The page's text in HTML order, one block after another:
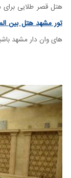
هتل قصر طلایی برای
تور مشهد هتل بین
های وان دار مشهد